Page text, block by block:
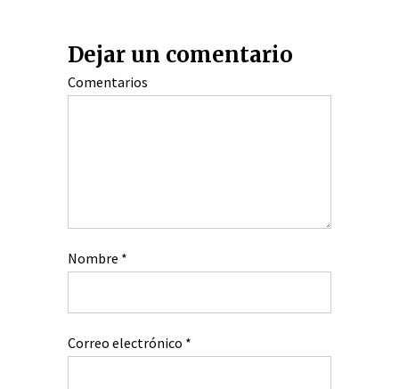
Dejar un comentario
Comentarios
Nombre *
Correo electrónico *